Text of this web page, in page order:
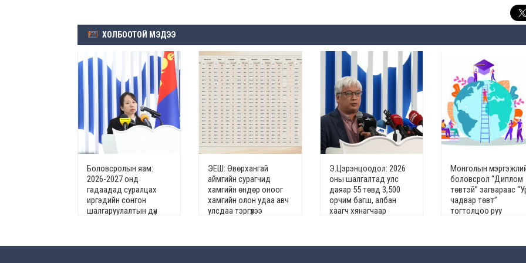
ХОЛБООТОЙ МЭДЭЭ
Боловсролын яам:
2026-2027 онд
гадаадад суралцах
иргэдийн сонгон
шалгаруулалтын дүн
ЭЕШ: Өвөрхангай
аймгийн сурагчид
хамгийн өндөр оноог
хамгийн олон удаа авч
улсдаа тэргүүлээ
Э.Цэрэнцоодол: 2026
оны шалгалтад улс
даяар 55 төвд 3,500
орчим багш, албан
хаагч хянагчаар
Монголын
боловсрол “Диплом
төвтэй” загвараас
чадвар төвт”
тогтолцоо руу